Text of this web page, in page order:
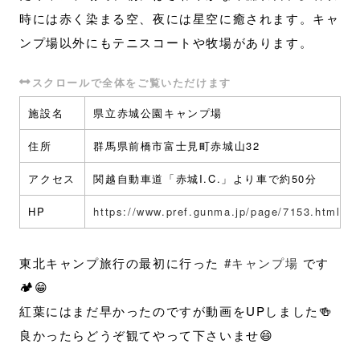
時には赤く染まる空、夜には星空に癒されます。キャ
ンプ場以外にもテニスコートや牧場があります。
施設名 県立赤城公園キャンプ場
住所 群馬県前橋市富士見町赤城山32
アクセス 関越自動車道「赤城I.C.」より車で約50分
HP https://www.pref.gunma.jp/page/7153.html
東北キャンプ旅行の最初に行った #キャンプ場 です
🏕😁
紅葉にはまだ早かったのですが動画をUPしました🍻
良かったらどうぞ観てやって下さいませ😄